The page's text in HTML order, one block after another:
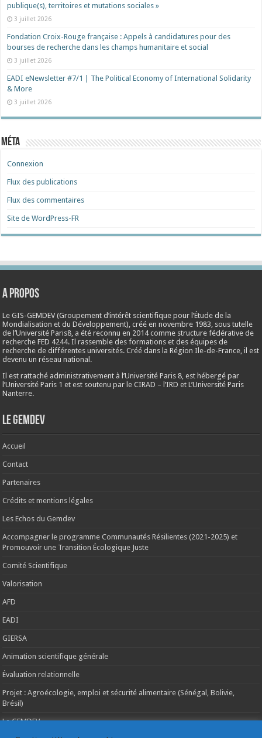
publique(s), territoires et mutations sociales »
3 juillet 2026
Fondation Croix-Rouge française : Appels à candidatures pour des
bourses de recherche dans les champs humanitaire et social
3 juillet 2026
EADI eNewsletter #7/1 | The Political Economy of International Solidarity
& More
3 juillet 2026
Méta
Connexion
Flux des publications
Flux des commentaires
Site de WordPress-FR
A propos
Le GIS-GEMDEV (Groupement d’intérêt scientifique pour l’Étude de la
Mondialisation et du Développement), créé ennovembre 1983, sous tutelle
de l’Université Paris8, a été reconnu en 2014 comme structure fédérative de
recherche FED 4244. Il rassemble des formations et des équipes de
recherche de différentes universités. Créé dans la Région Ile-de-France, il est
devenu un réseau national.
Il est rattaché administrativement à l’Université Paris 8, est hébergé par
l’Université Paris 1 et est soutenu par le CIRAD – l’IRD et L’Université Paris
Nanterre.
Le Gemdev
Accueil
Contact
Partenaires
Crédits et mentions légales
Les Echos du Gemdev
Accompagner le programme Communautés Résilientes (2021-2025) et
Promouvoir une Transition Écologique Juste
Comité Scientifique
Valorisation
AFD
EADI
GIERSA
Animation scientifique générale
Évaluation relationnelle
Projet : Agroécologie, emploi et sécurité alimentaire (Sénégal, Bolivie,
Brésil)
Le GEMDEV